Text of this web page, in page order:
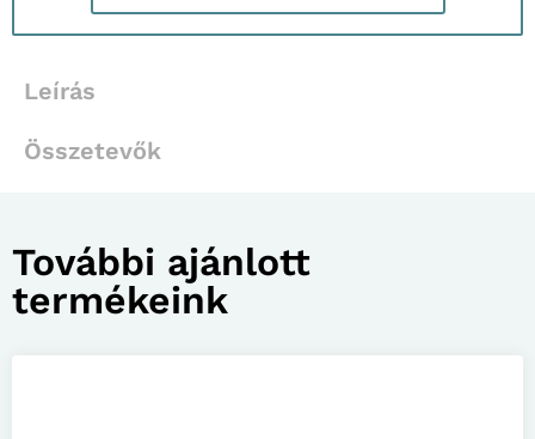
Leírás
Összetevők
További ajánlott
termékeink